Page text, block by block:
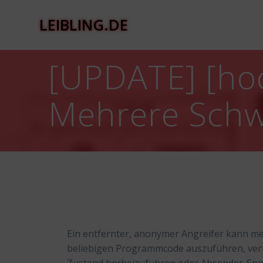
LEIBLING.DE
[UPDATE]
Mehrere
Ein entfernter, anonymer Angreifer kann
beliebigen Programmcode auszuführen,